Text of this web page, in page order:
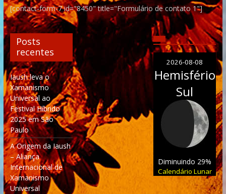
[contact-form-7 id="8450" title="Formulário de contato 1"]
Posts
recentes
Iaush leva o
Xamanismo
Universal ao
Festival Híbrido
2025 em São
Paulo
A Origem da Iaush
– Aliança
Internacional de
Xamanismo
Universal
2026-08-08
Hemisfério
Sul
Diminuindo 29%
Calendário Lunar